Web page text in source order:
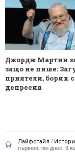
Джордж Мартин
защо не пише:
приятели, борих
депресия
Лайфстайл /
първенство днес, 9